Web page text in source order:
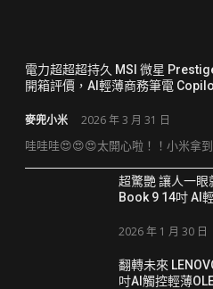
電力超超超持久 MSI 微星
開箱評價，AI輕薄商務筆電
麥兜小米 2026 年 3 月 31 日
哇哇哇😍😍😍太開心啦！！小米拿到
超驚艷 讓人一眼
Book 9 14吋 AI
2026 年 1 月 30 日
翻轉未來
吋AI觸控輕薄